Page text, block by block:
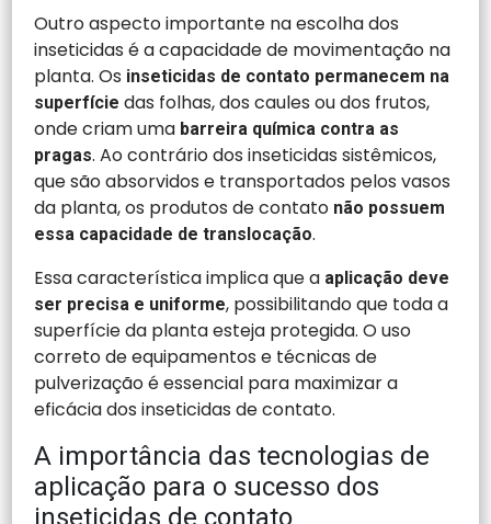
Outro aspecto importante na escolha dos
inseticidas é a capacidade de movimentação na
planta. Os inseticidas de contato permanecem na
superfície das folhas, dos caules ou dos frutos,
onde criam uma barreira química contra as
pragas. Ao contrário dos inseticidas sistêmicos,
que são absorvidos e transportados pelos vasos
da planta, os produtos de contato não possuem
essa capacidade de translocação.
Essa característica implica que a aplicação deve
ser precisa e uniforme, possibilitando que toda a
superfície da planta esteja protegida. O uso
correto de equipamentos e técnicas de
pulverização é essencial para maximizar a
eficácia dos inseticidas de contato.
A importância das tecnologias de
aplicação para o sucesso dos
inseticidas de contato